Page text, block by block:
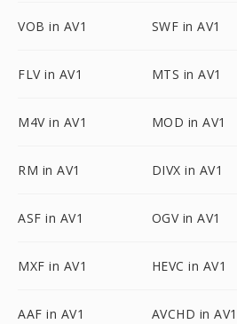
VOB in AV1 SWF in AV1
FLV in AV1 MTS in AV1
M4V in AV1 MOD in AV1
RM in AV1 DIVX in AV1
ASF in AV1 OGV in AV1
MXF in AV1 HEVC in AV1
AAF in AV1 AVCHD in AV1